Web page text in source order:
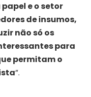
e o setor
de insumos,
não só os
para
permitam o
”.